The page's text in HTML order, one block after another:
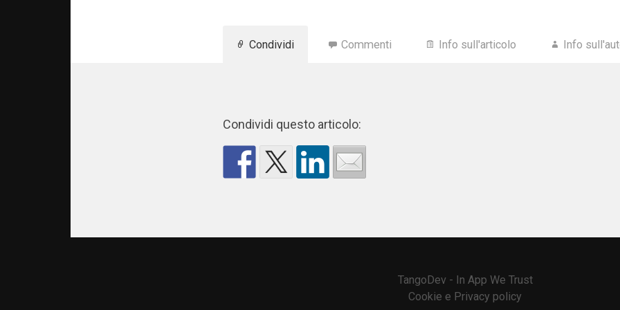
Condividi Commenti Info sull'articolo Info
Condividi questo articolo:
TangoDev - In App We Trust
Cookie e Privacy policy